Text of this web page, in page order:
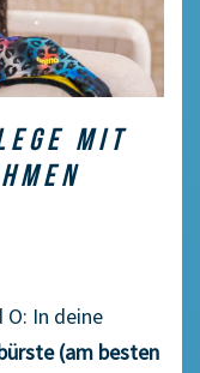
MIT
O: In deine
(am besten